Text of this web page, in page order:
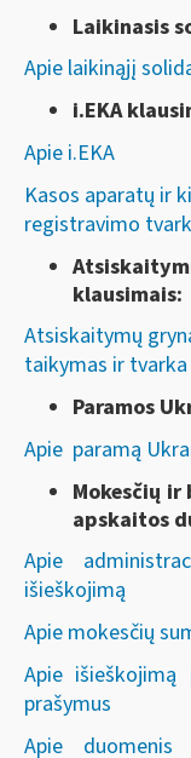
Laikinasis
Apie laikinąjį
i.EKA
Apie i.EKA
Kasos aparatų ir
registravimo
klausimais:
Atsiskaitymų
taikymas ir tvarka
Paramos
Apie paramą
Mokesčių ir
apskaitos
Apie
išieškojimą
Apie mokesčių
Apie
prašymus
Apie